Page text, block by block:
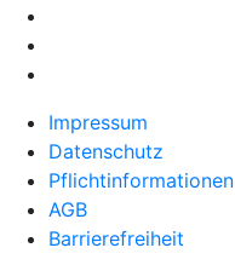
Impressum
Datenschutz
Pflichtinformationen
AGB
Barrierefreiheit